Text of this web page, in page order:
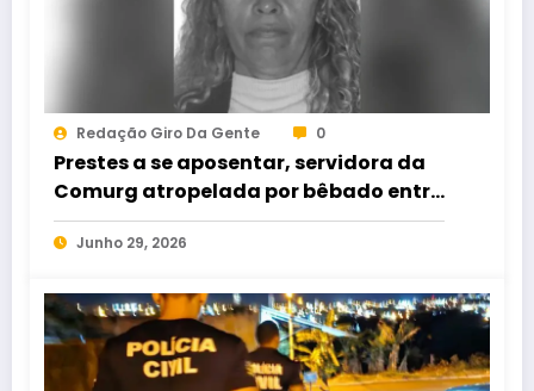
Redação Giro Da Gente 0
Prestes a se aposentar, servidora da
Comurg atropelada por bêbado entra
em protocolo de morte encefálica
Junho 29, 2026